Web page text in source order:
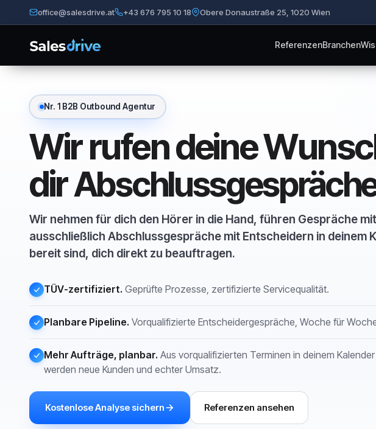
office@salesdrive.at +43 676 795 10 18 Obere Donaustraße 25, 1020 Wien
ReferenzenBranchen
Nr. 1 B2B Outbound Agentur
Wir rufen deine
dir
Wir nehmen für dich den Hörer in die Hand, führen Gespräche
ausschließlich Abschlussgespräche mit Entscheidern in
bereit sind, dich direkt zu beauftragen.
TÜV-zertifiziert. Geprüfte Prozesse, zertifizierte Servicequalität.
Planbare Pipeline. Vorqualifizierte Entscheidergespräche, Woche für
Mehr Aufträge, planbar. Aus vorqualifizierten Terminen in deinem Kalender
werden neue Kunden und echter Umsatz.
Kostenlose Analyse sichern Referenzen ansehen